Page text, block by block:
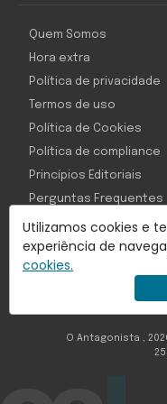
Utilizamos cookies e
experiência de
cookies.
Com inteligência e
Object1ve - Marketing
Quem Somos
Hora extra
Política de privacidade
Termos de uso
Política de Cookies
Política de compliance
Princípios Editoriais
Perguntas Frequentes
O Antagonista ,